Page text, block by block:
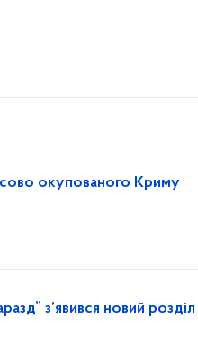
окупованого Криму
з’явився новий